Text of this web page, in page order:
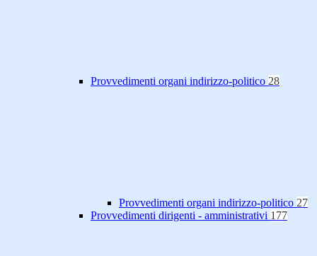
Provvedimenti organi indirizzo-politico 28
Provvedimenti organi indirizzo-politico 27
Provvedimenti dirigenti - amministrativi 177